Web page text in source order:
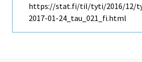
https://stat.fi/til/tyti/2016/12/
2017-01-24_tau_021_fi.html